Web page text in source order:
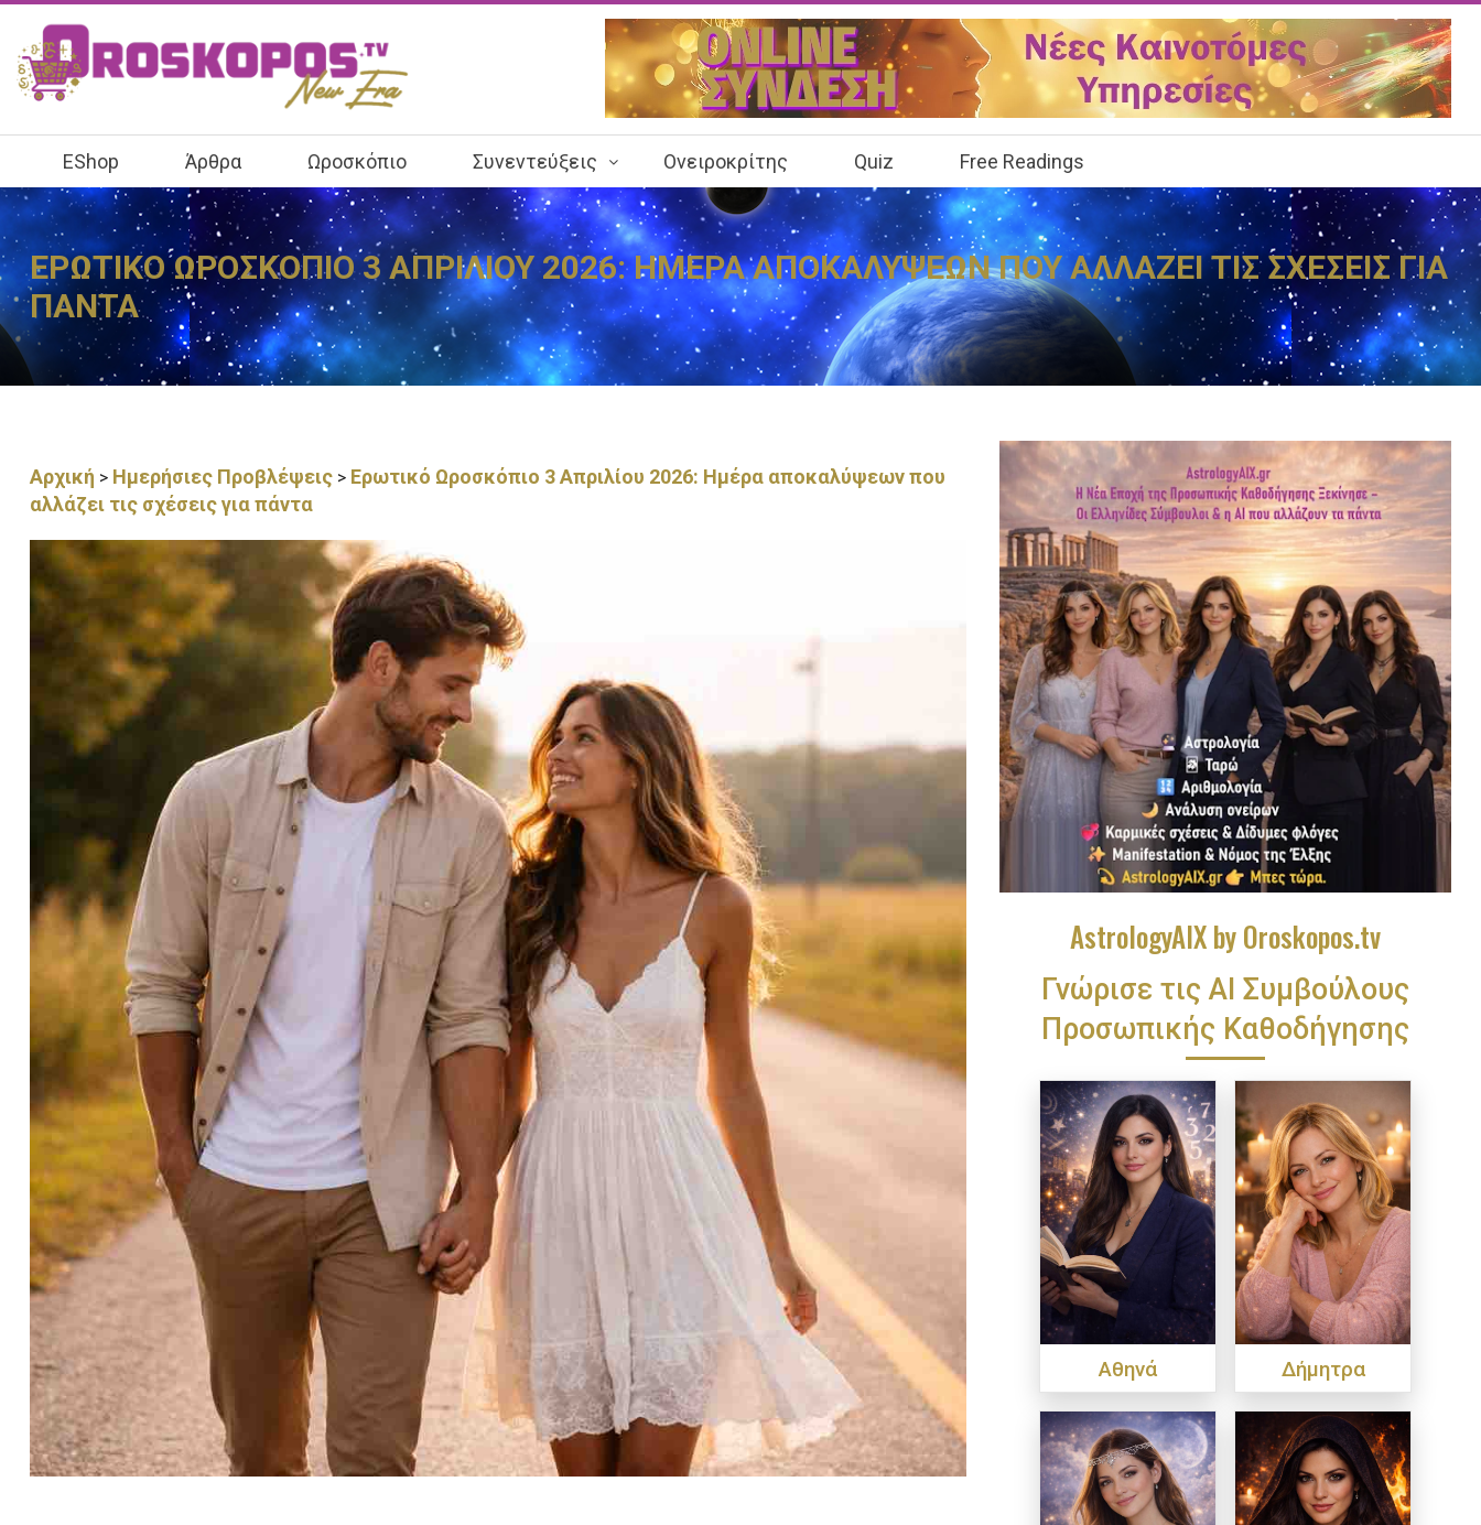
EShop Άρθρα Ωροσκόπιο Συνεντεύξεις Ονειροκρίτης Quiz Free Readings
ΕΡΩΤΙΚΟ ΩΡΟΣΚΟΠΙΟ 3 ΑΠΡΙΛΙΟΥ 2026: ΗΜΕΡΑ ΑΠΟΚΑΛΥΨΕΩΝ ΠΟΥ ΑΛΛΑΖΕΙ ΤΙΣ ΣΧΕΣΕΙΣ ΓΙΑ
ΠΑΝΤΑ
Αρχική > Ημερήσιες Προβλέψεις > Ερωτικό Ωροσκόπιο 3 Απριλίου 2026: Ημέρα αποκαλύψεων που
αλλάζει τις σχέσεις για πάντα
AstrologyAIX by Oroskopos.tv
Γνώρισε τις ΑΙ Συμβούλους
Προσωπικής Καθοδήγησης
Αθηνά Δήμητρα